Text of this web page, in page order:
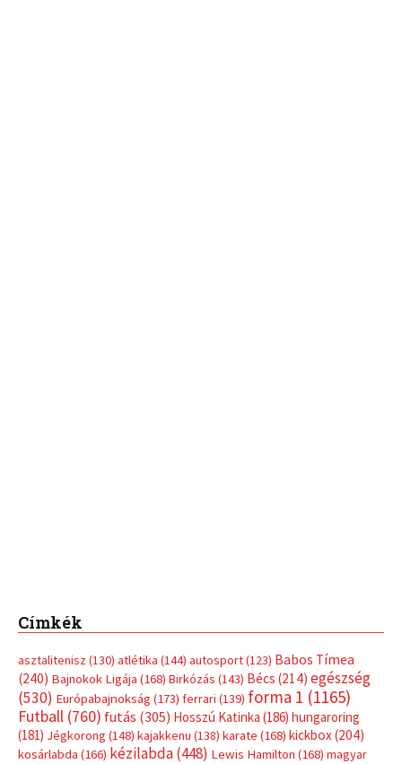
Címkék
asztalitenisz (130) atlétika (144) autosport(123) Babos Tímea
(240) Bajnokok Ligája (168) Birkózás (143) Bécs (214) egészség
(530) Európabajnokság (173) ferrari (139) forma 1 (1165)
Futball (760) futás (305) Hosszú Katinka (186) hungaroring
(181) Jégkorong (148) kajakkenu (138) karate (168) kickbox(204)
kosárlabda (166) kézilabda(448) Lewis Hamilton (168) magyar